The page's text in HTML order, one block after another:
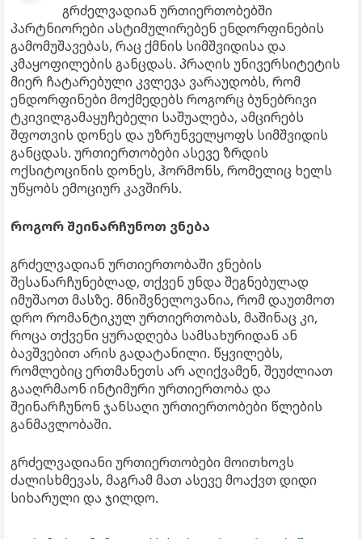
გრძელვადიან ურთიერთობებში
პარტნიორები ასტიმულირებენ ენდორფინების
გამომუშავებას, რაც ქმნის სიმშვიდისა და
კმაყოფილების განცდას. პრაღის უნივერსიტეტის
მიერ ჩატარებული კვლევა ვარაუდობს, რომ
ენდორფინები მოქმედებს როგორც ბუნებრივი
ტკივილგამაყუჩებელი საშუალება, ამცირებს
შფოთვის დონეს და უზრუნველყოფს სიმშვიდის
განცდას. ურთიერთობები ასევე ზრდის
ოქსიტოცინის დონეს, ჰორმონს, რომელიც ხელს
უწყობს ემოციურ კავშირს.
როგორ შეინარჩუნოთ ვნება
გრძელვადიან ურთიერთობაში ვნების
შესანარჩუნებლად, თქვენ უნდა შეგნებულად
იმუშაოთ მასზე. მნიშვნელოვანია, რომ დაუთმოთ
დრო რომანტიკულ ურთიერთობას, მაშინაც კი,
როცა თქვენი ყურადღება სამსახურიდან ან
ბავშვებით არის გადატანილი. წყვილებს,
რომლებიც ერთმანეთს არ აღიქვამენ, შეუძლიათ
გააღრმაონ ინტიმური ურთიერთობა და
შეინარჩუნონ ჯანსაღი ურთიერთობები წლების
განმავლობაში.
გრძელვადიანი ურთიერთობები მოითხოვს
ძალისხმევას, მაგრამ მათ ასევე მოაქვთ დიდი
სიხარული და ჯილდო.